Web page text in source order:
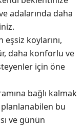
adalarında daha
eşsiz koylarını,
daha konforlu ve
için öne
bağlı kalmak
bu
ve günün